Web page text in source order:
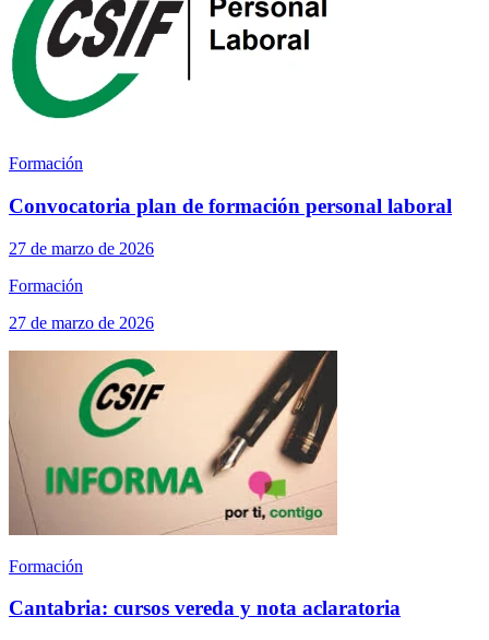
Formación
Convocatoria plan de formación personal laboral
27 de marzo de 2026
Formación
27 de marzo de 2026
Formación
Cantabria: cursos vereda y nota aclaratoria